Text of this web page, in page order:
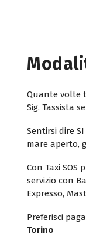
Quante volte
Sig. Tassista
Sentirsi dire
mare aperto,
Con Taxi
servizio con
Expresso,
Preferisci
Torino